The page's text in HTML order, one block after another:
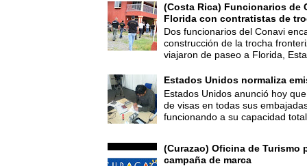
(Costa Rica) Funcionarios de
Florida con contratistas de
Dos funcionarios del Conavi
construcción de la trocha
viajaron de paseo a Florida,
Estados Unidos normaliza
Estados Unidos anunció hoy
de visas en todas sus
funcionando a su capacidad
(Curazao) Oficina de Turismo
campaña de marca